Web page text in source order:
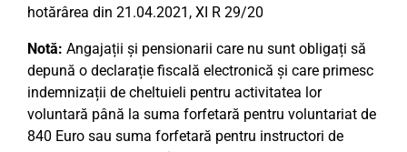
hotărârea din 21.04.2021, XI R 29/20
Notă: Angajații și pensionarii care nu sunt obligați să
depună o declarație fiscală electronică și care primesc
indemnizații de cheltuieli pentru activitatea lor
voluntară până la suma forfetară pentru voluntariat de
840 Euro sau suma forfetară pentru instructori de